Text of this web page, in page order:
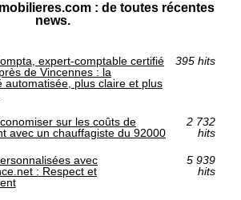
: de toutes récentes
news.
expert-comptable certifié
de Vincennes : la
automatisée, plus claire et plus
395 hits
sur les coûts de
avec un chauffagiste du 92000
2 732
hits
avec
: Respect et
5 939
hits